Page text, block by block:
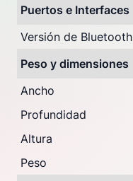
Puertos e Interfaces
Versión de Bluetooth
Peso y dimensiones
Ancho
Profundidad
Altura
Peso